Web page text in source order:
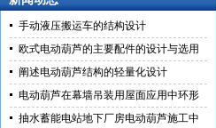
手动液压搬运车的结构设计
欧式电动葫芦的主要配件的设计与选用
阐述电动葫芦结构的轻量化设计
电动葫芦在幕墙吊装用屋面应用中环形
抽水蓄能电站地下厂房电动葫芦施工中